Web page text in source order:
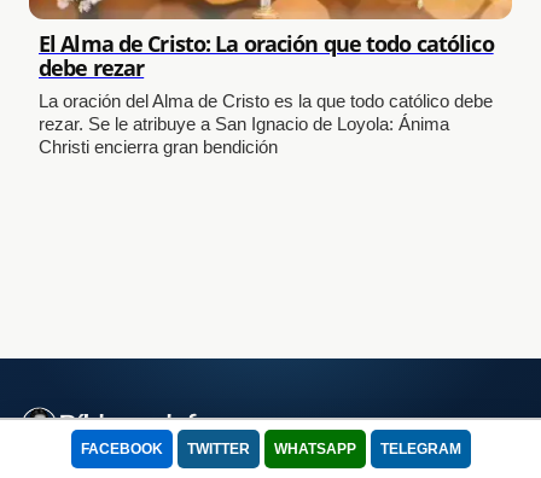
FACEBOOK TWITTER WHATSAPP TELEGRAM
El Alma de Cristo: La oración que todo católico
debe rezar
La oración del Alma de Cristo es la que todo católico debe
rezar. Se le atribuye a San Ignacio de Loyola: Ánima
Christi encierra gran bendición